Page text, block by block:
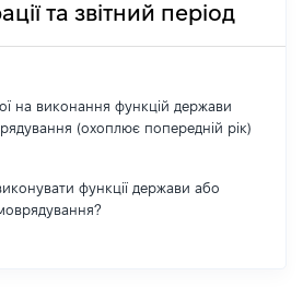
та звітний період
на виконання функцій держави
(охоплює попередній рік)
функції держави або